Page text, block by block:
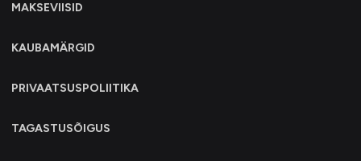
MAKSEVIISID
KAUBAMÄRGID
PRIVAATSUSPOLIITIKA
TAGASTUSÕIGUS